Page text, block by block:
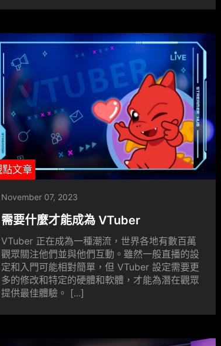
點文章
November 07, 2023
需要什麼才能成為 VTuber
VTuber 正在成為一種潮流，世界各地有數百萬
觀眾關注他們並與他們互動。雖然一般直播的設
定和入門可能相對簡單，但 VTuber 設定需要更
多的修改和特定的硬體和軟體，才能為潛在觀眾
提供最佳體驗。 [...]